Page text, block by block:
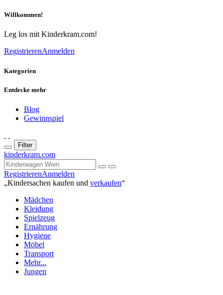
Willkommen!
Leg los mit Kinderkram.com!
RegistrierenAnmelden
Kategorien
Entdecke mehr
Blog
Gewinnspiel
Filter
kinderkram.com
RegistrierenAnmelden
„Kindersachen kaufen und verkaufen“
Mädchen
Kleidung
Spielzeug
Ernährung
Hygiene
Möbel
Transport
Mehr...
Jungen